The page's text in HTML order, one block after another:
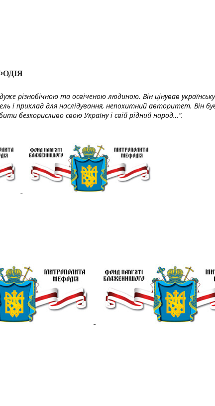
різнобічною та освіченою людиною. Він цінував
і приклад для наслідування, непохитний авторитет. Він
безкорисливо свою Україну і свій рідний народ…”.